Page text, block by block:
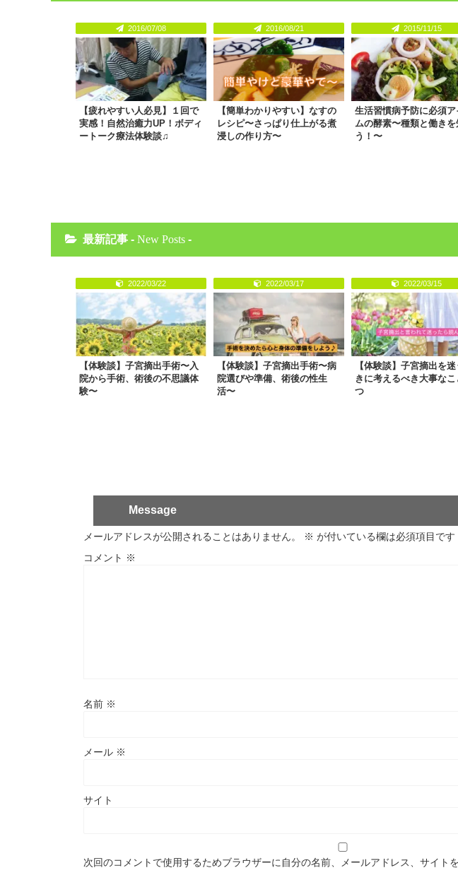
2016/07/08
【疲れやすい人必見】１回で
実感！自然治癒力UP！ボディ
ートーク療法体験談♫
2016/08/21
【簡単わかりやすい】なすの
レシピ〜さっぱり仕上がる煮
浸しの作り方〜
2015/11/15
生活習慣病予防に必須ア
ムの酵素〜種類と働きを
う！〜
最新記事 - New Posts -
2022/03/22
【体験談】子宮摘出手術〜入
院から手術、術後の不思議体
験〜
2022/03/17
【体験談】子宮摘出手術〜病
院選びや準備、術後の性生
活〜
2022/03/15
【体験談】子宮摘出を迷
きに考えるべき大事なこ
つ
Message
メールアドレスが公開されることはありません。 ※ が付いている欄は必須項目です
コメント ※
名前 ※
メール ※
サイト
次回のコメントで使用するためブラウザーに自分の名前、メールアドレス、サイトを